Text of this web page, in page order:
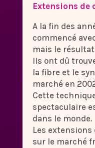
Extensions de
A la fin des
commencé
mais le
Ils ont dû
la fibre et le
marché en
Cette
spectaculaire
dans le monde.
Les
sur le marché